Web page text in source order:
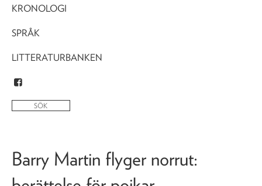
KRONOLOGI
SPRÅK
LITTERATURBANKEN
Barry Martin flyger norrut: